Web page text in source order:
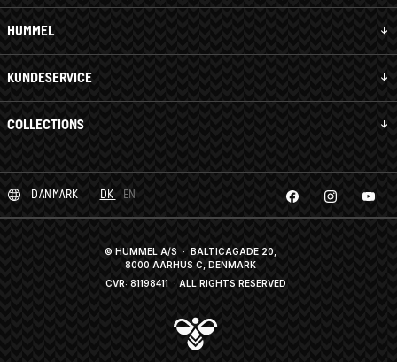
HUMMEL
KUNDESERVICE
COLLECTIONS
DANMARK DK EN
© HUMMEL A/S · BALTICAGADE 20,
8000 AARHUS C, DENMARK
CVR: 81198411
· ALL RIGHTS RESERVED